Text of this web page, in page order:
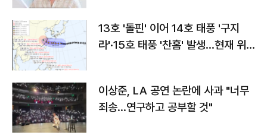
13호 '돌핀' 이어 14호 태풍 '구지
라'·15호 태풍 '찬홈' 발생…현재 위
이상준, LA 공연 논란에 사과 "너무
죄송…연구하고 공부할 것"